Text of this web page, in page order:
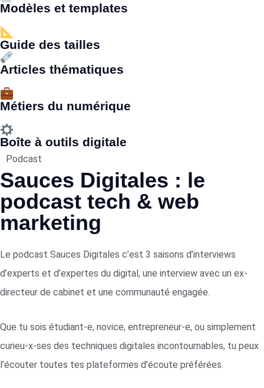
Modèles et templates
Guide des tailles
Articles thématiques
Métiers du numérique
Boîte à outils digitale
Podcast
Sauces Digitales : le
podcast tech & web
marketing
Le podcast Sauces Digitales c’est 3 saisons d’interviews
d’experts et d’expertes du digital, une interview avec un ex-
directeur de cabinet et une communauté engagée.
Que tu sois étudiant-e, novice, entrepreneur-e, ou simplement
curieu-x-ses des techniques digitales incontournables, tu peux
l’écouter toutes tes plateformes d’écoute préférées.